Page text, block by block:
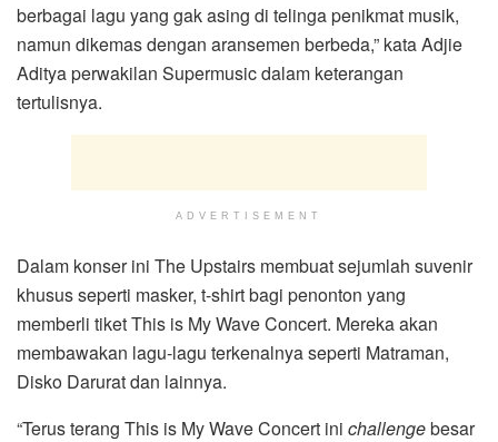
berbagai lagu yang gak asing di telinga penikmat musik,
namun dikemas dengan aransemen berbeda,” kata Adjie
Aditya perwakilan Supermusic dalam keterangan
tertulisnya.
ADVERTISEMENT
Dalam konser ini The Upstairs membuat sejumlah suvenir
khusus seperti masker, t-shirt bagi penonton yang
memberli tiket This is My Wave Concert. Mereka akan
membawakan lagu-lagu terkenalnya seperti Matraman,
Disko Darurat dan lainnya.
“Terus terang This is My Wave Concert ini challengebesar